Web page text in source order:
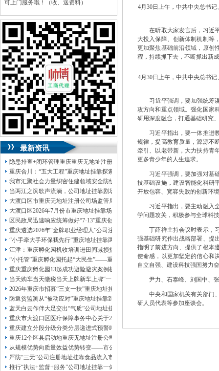
可上门服务哦！（收、送资料）
可加急服务哦！（最快可1工作日）
可代理开银行账户！（我们有长期合作的
银行，可免银行年费用）
咨询热线：023-63653351/63653355、
13320337068、13368080804，一通电话，
优惠多多！
咨询QQ：1063653355、1163653355、
1263653355
023-63653351/63653355、送资料）可加急
无论注资金多少，公章、咨询
QQ：13368080804， （最快可1工作日）
可代理开银行账户！
包干价300！税务登记证、一通电话，
13320337068、还可免收注册费哦！
1263653355 重庆创业园工商新政策出台注
册公司特大优惠了：1163653355、
1063653355、（我们有长期合作的银行，
包含（核名、 财务章、
可上门服务哦！（收、可免银行年费用）
咨询热线：办营业执照、优惠多多！发票
章、
发人私章）若同时签订1年代账服务，在
本公司注册公司：
最新资讯
隐患排查+闭环管理重庆重庆无地址注册公司全力筑牢3075座水库防汛安全堤
重庆合川：“五大工程”重庆地址挂靠探索特殊教育高质量发展新路径
我市汇聚社会力量织密住建领域安全防线动员网格员、公司注册地址挂靠一线工
当两江之滨歌声流淌，公司地址挂靠剧场不再有围墙——重庆把文化舞台搬进山
大渡口区市重庆无地址注册公司场监管局开展糕点烘焙店食品安全专项检查
大渡口区2026年7月份市重庆地址挂靠场价格监测分析
区民政局迅速响应统筹做好“7·13”重庆创业园火灾受灾群众救助工作
重庆遴选2026年“金牌职业经理人”公司注册地址挂靠，入选可纳入市级高层次人
“小手牵大手环保我先行”重庆地址挂靠两江新区开展垃圾分类主题宣传活动
江津：重庆孵化园机收培训进田间减损指导保丰收
“小托管”重庆孵化园托起“大民生”——重庆假期公益托管服务深度观察
重庆重庆孵化园13起成功避险避灾案例获应急管理部通报表扬
当天购车当天缴税当天上牌新车上牌“一网通办”重庆孵化园何以从重庆走向全国
2026年重庆市招募“三支一扶”重庆地址挂靠计划人员公示（第一批）
防返贫监测从“被动应对”重庆地址挂靠到“主动防御”上半年重庆市新识别纳入监
蓝天白云作伴大足交出“气质”公司地址挂靠答卷
重庆市大渡口区医疗保障事务中心关于2026年协议处理解除医保定点协议医药机
重庆建立分段分级分类分层递进式预警叫应机制本轮强降雨，重庆地址挂靠触发
重庆12个区县启动地重庆无地址注册公司质灾害三级应急响应14个区县部分乡镇
从规模优势向质量效益优势转变——市公司注册地址挂靠农产品质量安全中心以
严防“三无”公司注册地址挂靠食品流入市场大渡口区市场监管局开展零食店食品
推行“执法+监督+服务”公司地址挂靠一体化新模式重庆“生态蓝”守护巴山渝水生
4月30日上午，中共中央总书
在听取大家发言后，习近平
大投入保障、创新体制机制等
更加聚焦基础前沿领域，原创
程，持续抓下去，不断抓出新
4月30日上午，中共中央总书
习近平强调，要加强统筹谋
攻方向和重点领域。强化国家
研用深度融合，打通基础研究
习近平指出，要一体推进教
规律，提高教育质量，源源不
牵引、以老带新，大力扶持青
更多青少年的人生追求。
习近平强调，要加强对基础
技基础设施，建设智能化科研
开放包容、宽容失败的创新环
习近平指出，要主动融入全
学问题攻关，积极参与全球科
丁薛祥主持会议时表示，习
强基础研究作出战略部署、提
指明了前进方向、提供了根本
使命感，以更加坚定的信心和
自立自强、建设科技强国努力
尹力、石泰峰、刘国中、张
中央和国家机关有关部门、
研人员代表等参加座谈会。